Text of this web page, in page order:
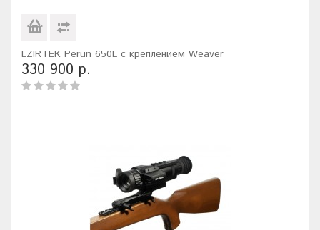
LZIRTEK Perun 650L с креплением Weaver
330 900 р.